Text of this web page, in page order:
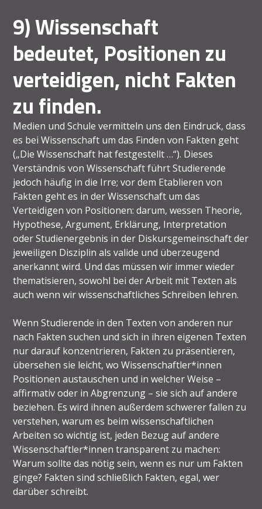
9) Wissenschaft
bedeutet, Positionen zu
verteidigen, nicht Fakten
zu finden.
Medien und Schule vermitteln uns den Eindruck, dass
es bei Wissenschaft um das Finden von Fakten geht
(„Die Wissenschaft hat festgestellt …“). Dieses
Verständnis von Wissenschaft führt Studierende
jedoch häufig in die Irre; vor dem Etablieren von
Fakten geht es in der Wissenschaft um das
Verteidigen von Positionen: darum, wessen Theorie,
Hypothese, Argument, Erklärung, Interpretation
oder Studienergebnis in der Diskursgemeinschaft der
jeweiligen Disziplin als valide und überzeugend
anerkannt wird. Und das müssen wir immer wieder
thematisieren, sowohl bei der Arbeit mit Texten als
auch wenn wir wissenschaftliches Schreiben lehren.
Wenn Studierende in den Texten von anderen nur
nach Fakten suchen und sich in ihren eigenen Texten
nur darauf konzentrieren, Fakten zu präsentieren,
übersehen sie leicht, wo Wissenschaftler*innen
Positionen austauschen und in welcher Weise –
affirmativ oder in Abgrenzung – sie sich auf andere
beziehen. Es wird ihnen außerdem schwerer fallen zu
verstehen, warum es beim wissenschaftlichen
Arbeiten so wichtig ist, jeden Bezug auf andere
Wissenschaftler*innen transparent zu machen:
Warum sollte das nötig sein, wenn es nur um Fakten
ginge? Fakten sind schließlich Fakten, egal, wer
darüber schreibt.